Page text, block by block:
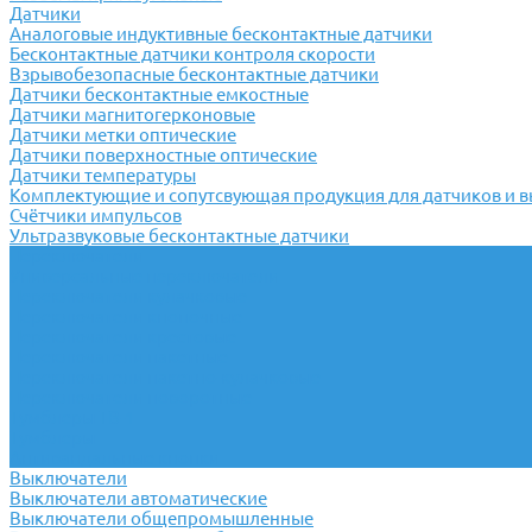
Датчики
Аналоговые индуктивные бесконтактные датчики
Бесконтактные датчики контроля скорости
Взрывобезопасные бесконтактные датчики
Датчики бесконтактные емкостные
Датчики магнитогерконовые
Датчики метки оптические
Датчики поверхностные оптические
Датчики температуры
Комплектующие и сопутсвующая продукция для датчиков и
Счётчики импульсов
Ультразвуковые бесконтактные датчики
Выключатели
Выключатели автоматические
Выключатели общепромышленные